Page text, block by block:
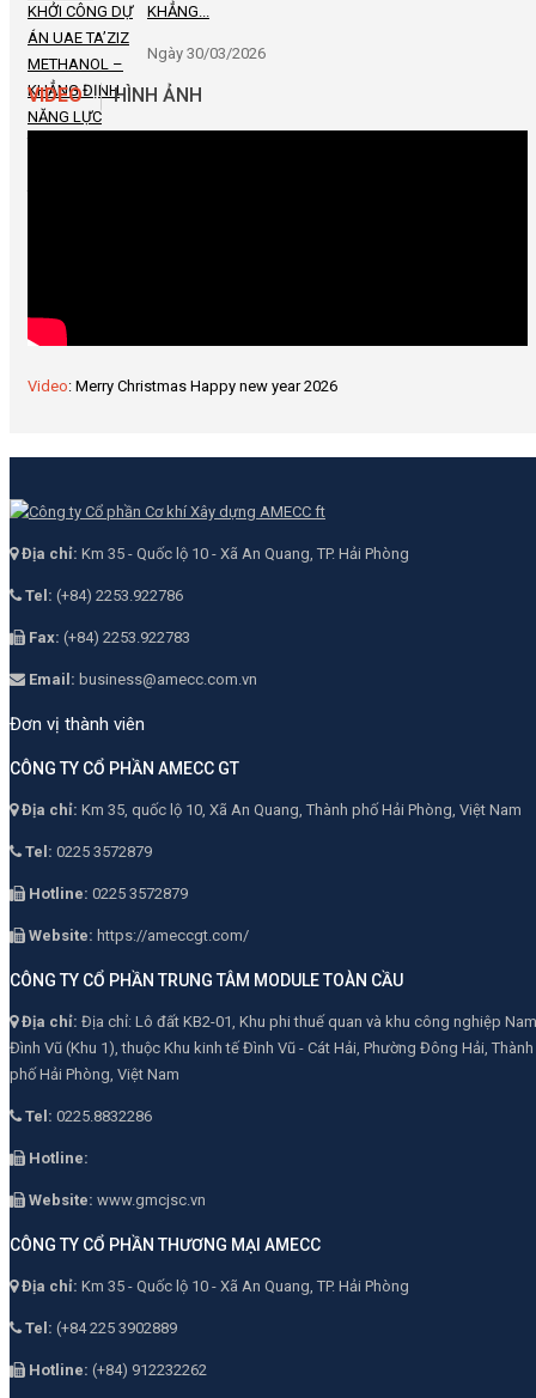
KHẲNG...
Ngày 30/03/2026
VIDEO HÌNH ẢNH
Video: Merry Christmas Happy new year 2026
Địa chỉ: Km 35 - Quốc lộ 10 - Xã An Quang, TP. Hải Phòng
Tel: (+84) 2253.922786
Fax: (+84) 2253.922783
Email: business@amecc.com.vn
Đơn vị thành viên
CÔNG TY CỔ PHẦN AMECC GT
Địa chỉ: Km 35, quốc lộ 10, Xã An Quang, Thành phố Hải Phòng, Việt Nam
Tel: 0225 3572879
Hotline: 0225 3572879
Website: https://ameccgt.com/
CÔNG TY CỔ PHẦN TRUNG TÂM MODULE TOÀN CẦU
Địa chỉ: Địa chỉ: Lô đất KB2-01, Khu phi thuế quan và khu công nghiệp Nam
Đình Vũ (Khu 1), thuộc Khu kinh tế Đình Vũ - Cát Hải, Phường Đông Hải, Thành
phố Hải Phòng, Việt Nam
Tel: 0225.8832286
Hotline:
Website: www.gmcjsc.vn
CÔNG TY CỔ PHẦN THƯƠNG MẠI AMECC
Địa chỉ: Km 35 - Quốc lộ 10 - Xã An Quang, TP. Hải Phòng
Tel: (+84 225 3902889
Hotline: (+84) 912232262